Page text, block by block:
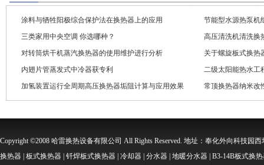
涂料与牺牲阳极综合保护法在换热器上的应用
节能型水源热泵机
三类家用中央空调 你选哪种？
高压清洗机清洗换
对转筒烘干机蒸汽换热器的使用维护进行分析
关于螺旋板式换热
内翅片管蒸发式中冷器获专利
二级太阳能热水工
加氢装置运行全周期高压换热器垢阻计算与应用效果
常顶换热器纳米改
Copyright ©2008 哈雷换热设备有限公司 All Rights Reserved. 地址：奉化外向科技园
换热器 | 板式换热器 | 钎焊板式换热器 | 冷却器 | 分水器 | 地暖分水器 | B3-14B板式换